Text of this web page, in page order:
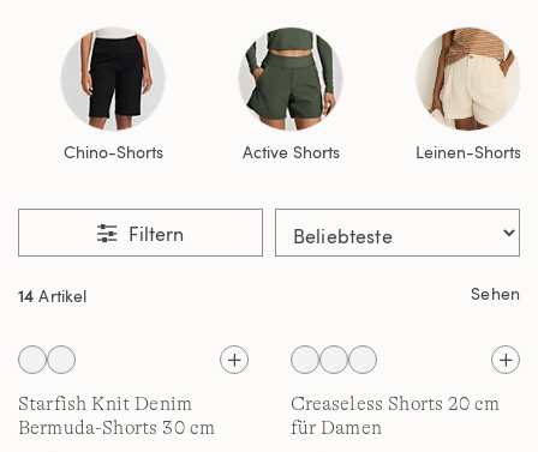
Chino-Shorts Active Shorts Leinen-Shorts
Filtern
14 Artikel Sehen
Starfish Knit Denim
Bermuda-Shorts 30 cm
Creaseless Shorts 20 cm
für Damen